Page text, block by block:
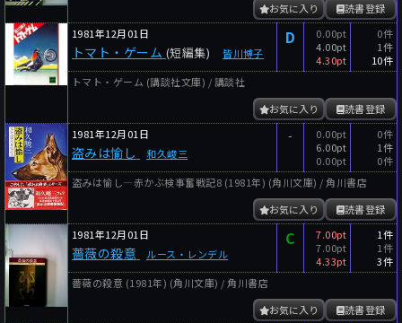
読書登録
お気に入り
1981年12月01日
トマト・ゲーム (短編集) 皆川博子
D
0.00pt
4.00pt
4.30pt
0件
1件
10件
トマト・ゲーム (講談社文庫) / 講談社
読書登録
お気に入り
1981年12月01日
盗みは愉し 和久峻三
-
0.00pt
6.00pt
0.00pt
0件
1件
0件
盗みは愉し―赤かぶ検事奮戦記8 (1981年) (角川文庫) / 角川書店
読書登録
お気に入り
1981年12月01日
薔薇の殺意 ルース・レンデル
C
7.00pt
7.00pt
4.33pt
1件
1件
3件
薔薇の殺意 (1981年) (角川文庫) / 角川書店
読書登録
お気に入り